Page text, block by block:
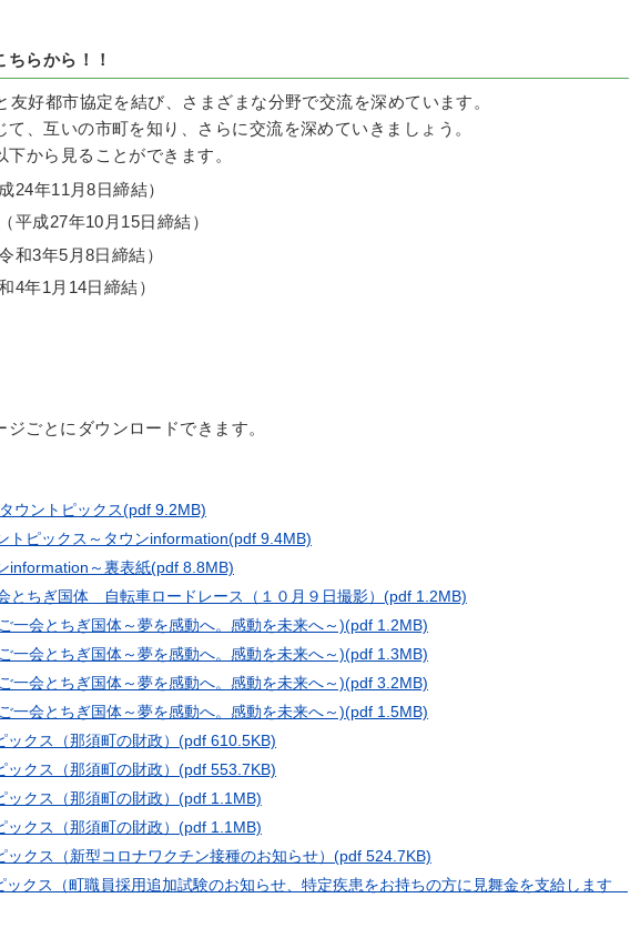
らから！！
友好都市協定を結び、さまざまな分野で交流を深めています。
、互いの市町を知り、さらに交流を深めていきましょう。
から見ることができます。
成24年11月8日締結）
（平成27年10月15日締結）
令和3年5月8日締結）
和4年1月14日締結）
ジごとにダウンロードできます。
ウントピックス(pdf 9.2MB)
トピックス～タウンinformation(pdf 9.4MB)
information～裏表紙(pdf 8.8MB)
とちぎ国体 自転車ロードレース（１０月９日撮影） (pdf 1.2MB)
一会とちぎ国体～夢を感動へ。感動を未来へ～)(pdf 1.2MB)
一会とちぎ国体～夢を感動へ。感動を未来へ～)(pdf 1.3MB)
一会とちぎ国体～夢を感動へ。感動を未来へ～)(pdf 3.2MB)
一会とちぎ国体～夢を感動へ。感動を未来へ～)(pdf 1.5MB)
クス（那須町の財政） (pdf 610.5KB)
クス（那須町の財政） (pdf 553.7KB)
クス（那須町の財政） (pdf 1.1MB)
クス（那須町の財政） (pdf 1.1MB)
ックス（新型コロナワクチン接種のお知らせ） (pdf 524.7KB)
ックス（町職員採用追加試験のお知らせ、特定疾患をお持ちの方に見舞金を支給します